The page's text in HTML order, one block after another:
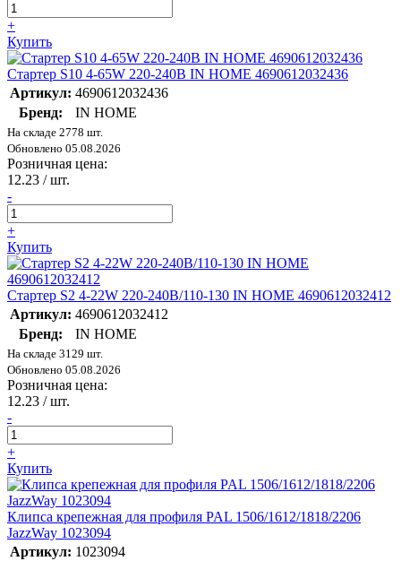
+
Купить
Стартер S10 4-65W 220-240В IN HOME 4690612032436
Артикул: 4690612032436
Бренд:
IN HOME
На складе 2778 шт.
Обновлено 05.08.2026
Розничная цена:
12.23 / шт.
-
+
Купить
Стартер S2 4-22W 220-240В/110-130 IN HOME 4690612032412
Артикул: 4690612032412
Бренд:
IN HOME
На складе 3129 шт.
Обновлено 05.08.2026
Розничная цена:
12.23 / шт.
-
+
Купить
Клипса крепежная для профиля PAL 1506/1612/1818/2206
JazzWay 1023094
Артикул: 1023094